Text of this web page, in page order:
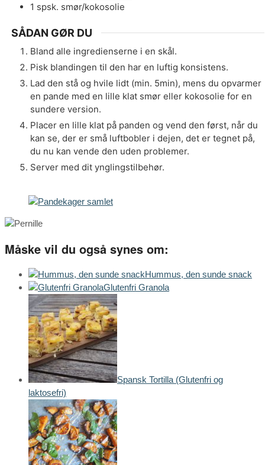
1 spsk. smør/kokosolie
SÅDAN GØR DU
Bland alle ingredienserne i en skål.
Pisk blandingen til den har en luftig konsistens.
Lad den stå og hvile lidt (min. 5min), mens du opvarmer
en pande med en lille klat smør eller kokosolie for en
sundere version.
Placer en lille klat på panden og vend den først, når du
kan se, der er små luftbobler i dejen, det er tegnet på,
du nu kan vende den uden problemer.
Server med dit ynglingstilbehør.
Måske vil du også synes om:
Hummus, den sunde snack
Glutenfri Granola
Spansk Tortilla (Glutenfri og
laktosefri)